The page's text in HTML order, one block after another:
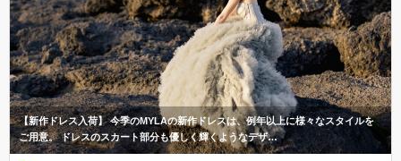
【新作ドレス入荷】 今季のMYLAの新作ドレスは、例年以上に様々なスタイルを
ご用意。 ドレスのスカート部分も優しく輝くようなデザ…